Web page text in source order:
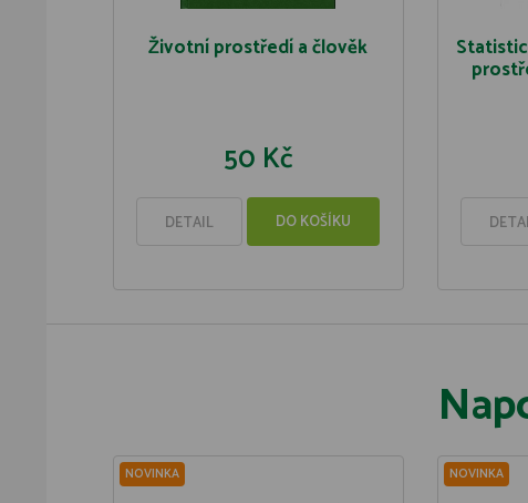
Životní prostředí a člověk
50 Kč
DETAIL DO KOŠÍKU
NOVINKA NOVINKA